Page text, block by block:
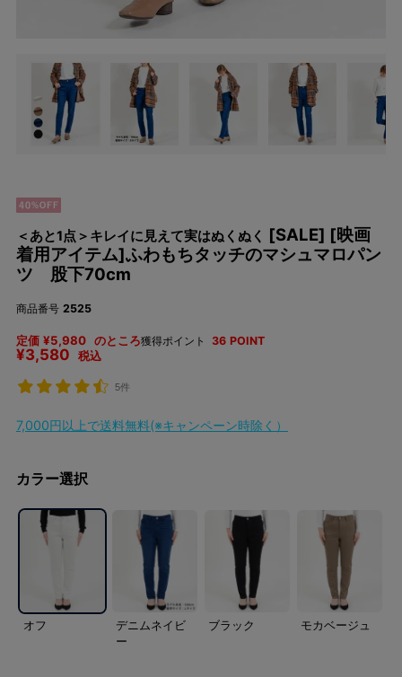
＜あと1点＞キレイに見えて実はぬくぬく [SALE] [映画
着用アイテム]ふわもちタッチのマシュマロパン
ツ 股下70cm
商品番号 2525
定価 ¥5,980 のところ
¥3,580 税込
獲得ポイント 36 POINT
5件
7,000円以上で送料無料(※キャンペーン時除く）
カラー選択
オフ
デニムネイビ
ー
ブラック モカベージュ